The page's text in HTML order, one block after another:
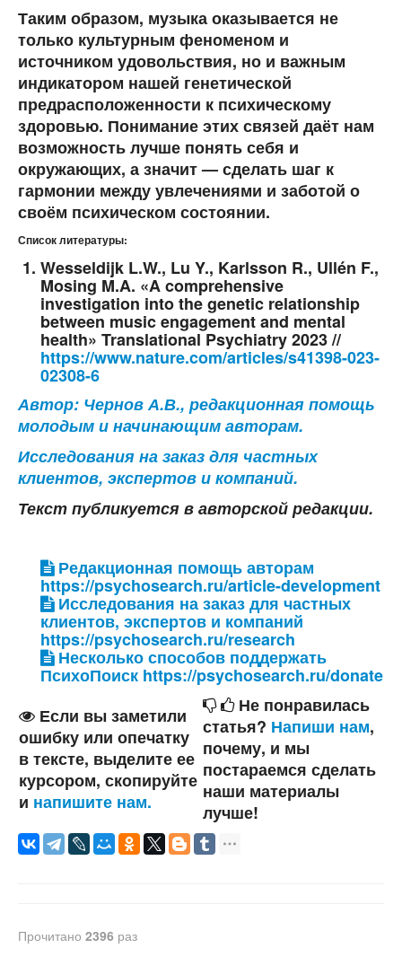
Таким образом, музыка оказывается не
только культурным феноменом и
источником удовольствия, но и важным
индикатором нашей генетической
предрасположенности к психическому
здоровью. Понимание этих связей даёт нам
возможность лучше понять себя и
окружающих, а значит — сделать шаг к
гармонии между увлечениями и заботой о
своём психическом состоянии.
Список литературы:
Wesseldijk L.W., Lu Y., Karlsson R., Ullén F.,
Mosing M.A. «A comprehensive
investigation into the genetic relationship
between music engagement and mental
health» Translational Psychiatry 2023 //
https://www.nature.com/articles/s41398-023-
02308-6
Автор: Чернов А.В., редакционная помощь
молодым и начинающим авторам.
Исследования на заказ для частных
клиентов, экспертов и компаний.
Текст публикуется в авторской редакции.
Редакционная помощь авторам
https://psychosearch.ru/article-development
Исследования на заказ для частных
клиентов, экспертов и компаний
https://psychosearch.ru/research
Несколько способов поддержать
ПсихоПоиск https://psychosearch.ru/donate
Если вы заметили
ошибку или опечатку
в тексте, выделите ее
курсором, скопируйте
и напишите нам.
Не понравилась
статья? Напиши нам,
почему, и мы
постараемся сделать
наши материалы
лучше!
Прочитано 2396 раз